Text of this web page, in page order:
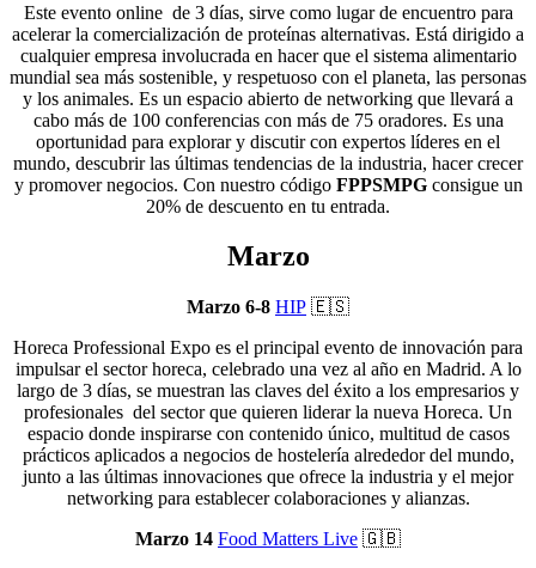
Este evento online de 3 días, sirve como lugar de encuentro para
acelerar la comercialización de proteínas alternativas. Está dirigido a
cualquier empresa involucrada en hacer que el sistema alimentario
mundial sea más sostenible, y respetuoso con el planeta, las personas
y los animales. Es un espacio abierto de networking que llevará a
cabo más de 100 conferencias con más de 75 oradores. Es una
oportunidad para explorar y discutir con expertos líderes en el
mundo, descubrir las últimas tendencias de la industria, hacer crecer
y promover negocios. Con nuestro código FPPSMPGconsigue un
20% de descuento en tu entrada.
Marzo
Marzo 6-8 HIP 🇪🇸
Horeca Professional Expo es el principal evento de innovación para
impulsar el sector horeca, celebrado una vez al año en Madrid. A lo
largo de 3 días, se muestran las claves del éxito a los empresarios y
profesionales del sector que quieren liderar la nueva Horeca. Un
espacio donde inspirarse con contenido único, multitud de casos
prácticos aplicados a negocios de hostelería alrededor del mundo,
junto a las últimas innovaciones que ofrece la industria y el mejor
networking para establecer colaboraciones y alianzas.
Marzo 14 Food Matters Live 🇬🇧